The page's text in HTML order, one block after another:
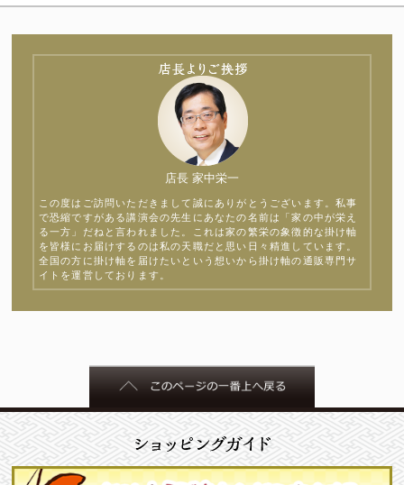
店長 家中栄一
この度はご訪問いただきまして誠にありがとうございます。私事
で恐縮ですがある講演会の先生にあなたの名前は「家の中が栄え
る一方」だねと言われました。これは家の繁栄の象徴的な掛け軸
を皆様にお届けするのは私の天職だと思い日々精進しています。
全国の方に掛け軸を届けたいという想いから掛け軸の通販専門サ
イトを運営しております。